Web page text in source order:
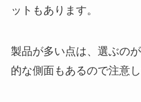
ットもあります。
製品が多い点は、選ぶの
的な側面もあるので注意